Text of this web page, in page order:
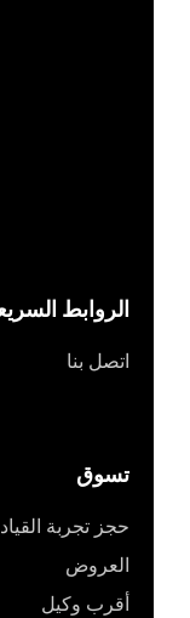
الروابط
اتصل بنا
تسوق
حجز تجربة
العروض
أقرب وكيل